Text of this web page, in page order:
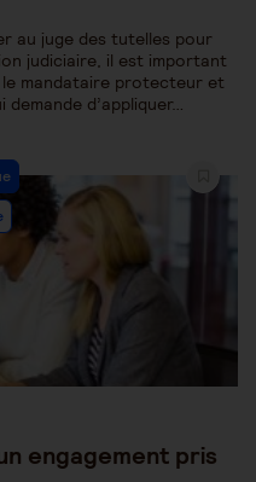
au juge des tutelles pour
judiciaire, il est important
mandataire protecteur et
d’appliquer…
engagement pris